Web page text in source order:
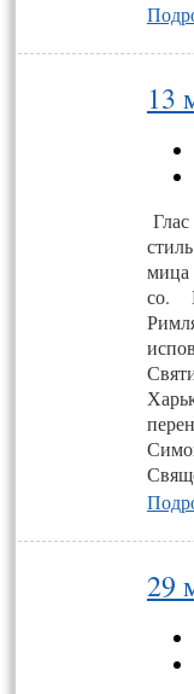
13
ми­ца
со.
29